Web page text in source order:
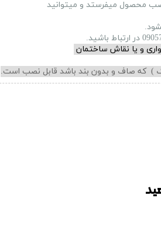
و یا نقاش ساختمان
) که صاف و بدون بند باشد قابل نصب است.